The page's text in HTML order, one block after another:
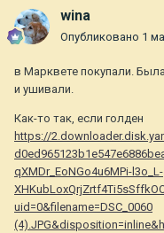
wina
Опубликовано 1
в Марквете покупали.
и ушивали.
Как-то так, если голден
https://
qXMDr_EoNGo4u6MPi-l3o_L-
uid=0&filename=DSC_0060